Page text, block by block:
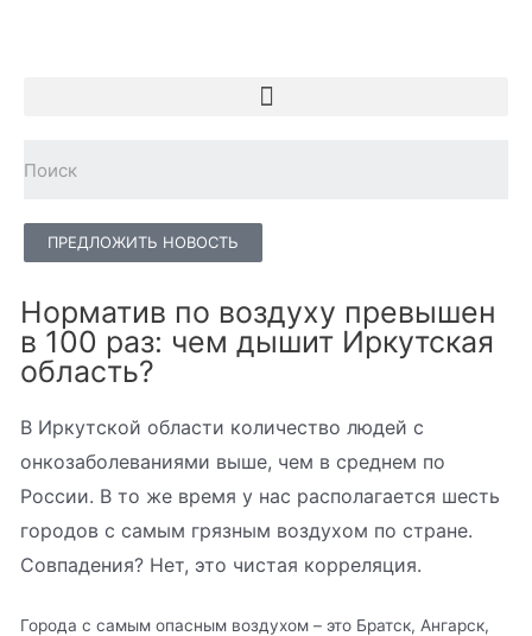
ПРЕДЛОЖИТЬ НОВОСТЬ
Норматив по воздуху превышен
в 100 раз: чем дышит Иркутская
область?
В Иркутской области количество людей с
онкозаболеваниями выше, чем в среднем по
России. В то же время у нас располагается шесть
городов с самым грязным воздухом по стране.
Совпадения? Нет, это чистая корреляция.
Города с самым опасным воздухом – это Братск, Ангарск,